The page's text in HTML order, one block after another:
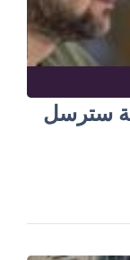
سترسل